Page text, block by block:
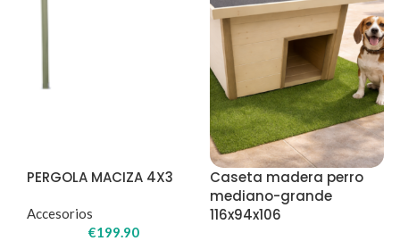
PERGOLA MACIZA 4X3
Accesorios
€199.90
Caseta madera perro
mediano-grande
116x94x106